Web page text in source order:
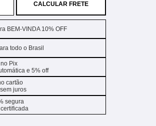
CALCULAR FRETE
BEM-VINDA 10% OFF
todo o Brasil
Pix
e 5% off
cartão
juros
segura